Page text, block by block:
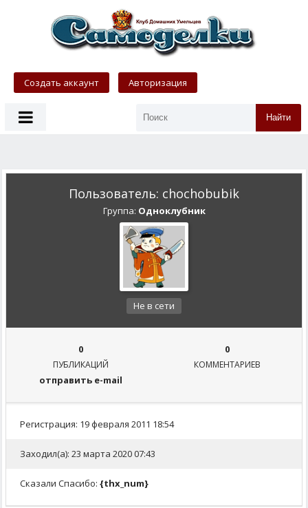
Создать аккаунт Авторизация
Найти
Пользователь: chochobubik
Группа: Одноклубник
Не в сети
0
ПУБЛИКАЦИЙ
0
КОММЕНТАРИЕВ
отправить e-mail
Регистрация: 19 февраля 2011 18:54
Заходил(а): 23 марта 2020 07:43
Сказали Спасибо: {thx_num}